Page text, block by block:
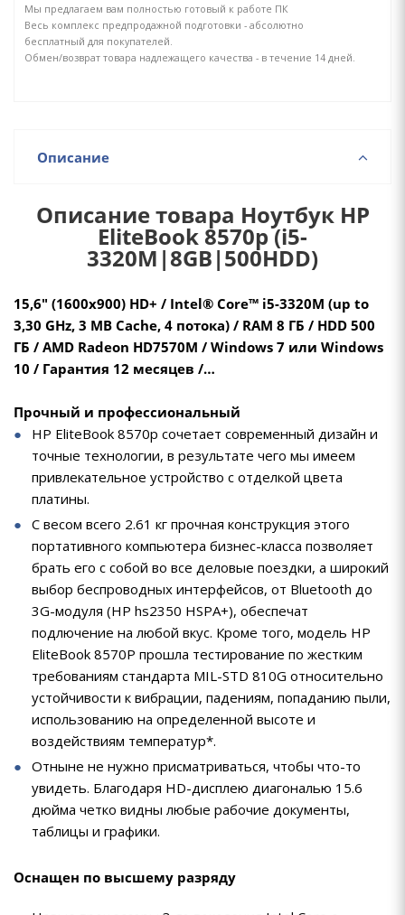
Мы предлагаем вам полностью готовый к работе ПК
Весь комплекс предпродажной подготовки - абсолютно
бесплатный для покупателей.
Обмен/возврат товара надлежащего качества - в течение 14 дней.
Описание
Описание товара Ноутбук HP
EliteBook 8570p (i5-
3320M|8GB|500HDD)
15,6" (1600х900) HD+ / Intel® Core™ i5-3320M (up to
3,30 GHz, 3 MB Cache, 4 потока) / RAM 8 ГБ / HDD 500
ГБ / AMD Radeon HD7570M / Windows 7 или Windows
10 / Гарантия 12 месяцев /…
Прочный и профессиональный
HP EliteBook 8570p сочетает современный дизайн и
точные технологии, в результате чего мы имеем
привлекательное устройство с отделкой цвета
платины.
С весом всего 2.61 кг прочная конструкция этого
портативного компьютера бизнес-класса позволяет
брать его с собой во все деловые поездки, а широкий
выбор беспроводных интерфейсов, от Bluetooth до
3G-модуля (HP hs2350 HSPA+), обеспечат
подлючение на любой вкус. Кроме того, модель HP
EliteBook 8570P прошла тестирование по жестким
требованиям стандарта MIL-STD 810G относительно
устойчивости к вибрации, падениям, попаданию пыли,
использованию на определенной высоте и
воздействиям температур*.
Отныне не нужно присматриваться, чтобы что-то
увидеть. Благодаря HD-дисплею диагональю 15.6
дюйма четко видны любые рабочие документы,
таблицы и графики.
Оснащен по высшему разряду